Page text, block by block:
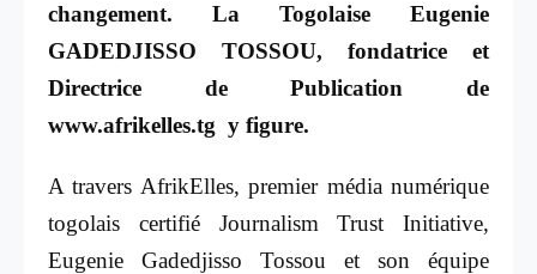
changement. La Togolaise Eugenie
GADEDJISSO TOSSOU, fondatrice et
Directrice de Publication de
www.afrikelles.tg y figure.
A travers AfrikElles, premier média numérique
togolais certifié Journalism Trust Initiative,
Eugenie Gadedjisso Tossou et son équipe